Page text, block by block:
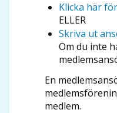
Klicka här
ELLER
Skriva ut
Om du inte
En
medlem.